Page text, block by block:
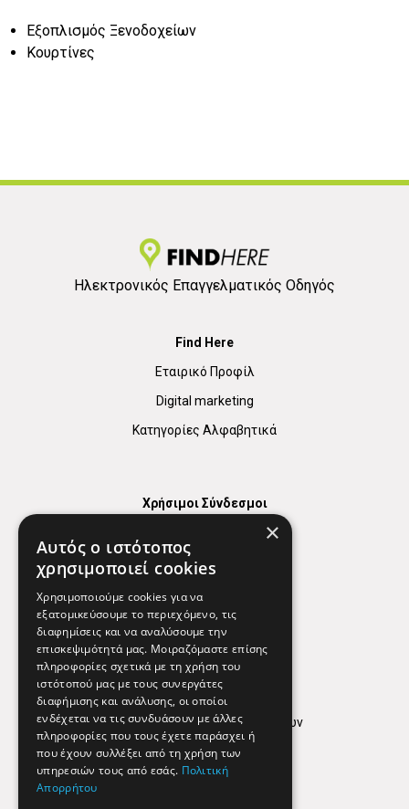
Εξοπλισμός Ξενοδοχείων
Κουρτίνες
Ηλεκτρονικός Επαγγελματικός Οδηγός
Find Here
Εταιρικό Προφίλ
Digital marketing
Κατηγορίες Αλφαβητικά
Χρήσιμοι Σύνδεσμοι
Χρήσιμα Τηλέφωνα
Εφημερεύοντα Φαρμακεία
Απόρρητο
Όροι Χρήσης
Πολιτική προστασίας δεδομένων
Findhere
×
Αυτός ο ιστότοπος
χρησιμοποιεί cookies
Χρησιμοποιούμε cookies για να
εξατομικεύσουμε το περιεχόμενο, τις
διαφημίσεις και να αναλύσουμε την
επισκεψιμότητά μας. Μοιραζόμαστε επίσης
πληροφορίες σχετικά με τη χρήση του
ιστότοπού μας με τους συνεργάτες
διαφήμισης και ανάλυσης, οι οποίοι
ενδέχεται να τις συνδυάσουν με άλλες
πληροφορίες που τους έχετε παράσχει ή
που έχουν συλλέξει από τη χρήση των
υπηρεσιών τους από εσάς. Πολιτική
Απορρήτου